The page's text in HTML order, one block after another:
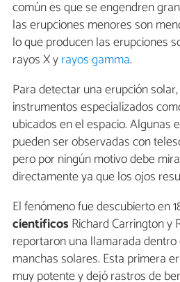
común es que se engendren
las erupciones menores son
lo que producen las erupciones
rayos X yrayos gamma.
Para detectar una erupción
instrumentos especializados
ubicados en el espacio. Algunas
pueden ser observadas con
pero por ningún motivo debe
directamente ya que los ojos
El fenómeno fue descubierto en
científicos Richard Carrington y
reportaron una llamarada
manchas solares. Esta primera
muy potente y dejó rastros de